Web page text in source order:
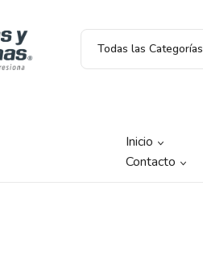
Todas las Categorías
Inicio
Contacto